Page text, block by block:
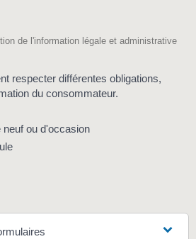
de l'information légale et administrative
respecter différentes obligations,
du consommateur.
ou d'occasion